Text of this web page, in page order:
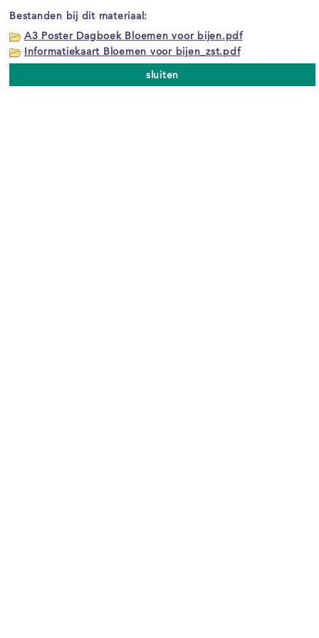
Bestanden bij dit materiaal:
A3 Poster Dagboek Bloemen voor bijen.pdf
Informatiekaart Bloemen voor bijen_zst.pdf
sluiten